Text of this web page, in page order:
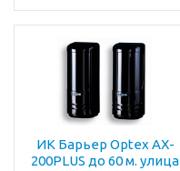
ИК Барьер Optex AX-
200PLUS до 60 м. улица